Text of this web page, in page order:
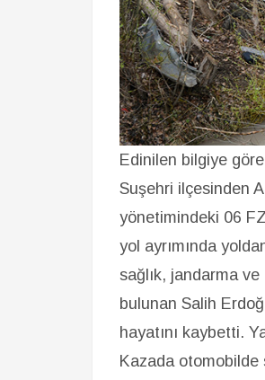
Edinilen bilgiye
Suşehri ilçesinden
yönetimindeki 06
yol ayrımında
sağlık, jandarma
bulunan Salih
hayatını kaybetti.
Kazada otomobilde